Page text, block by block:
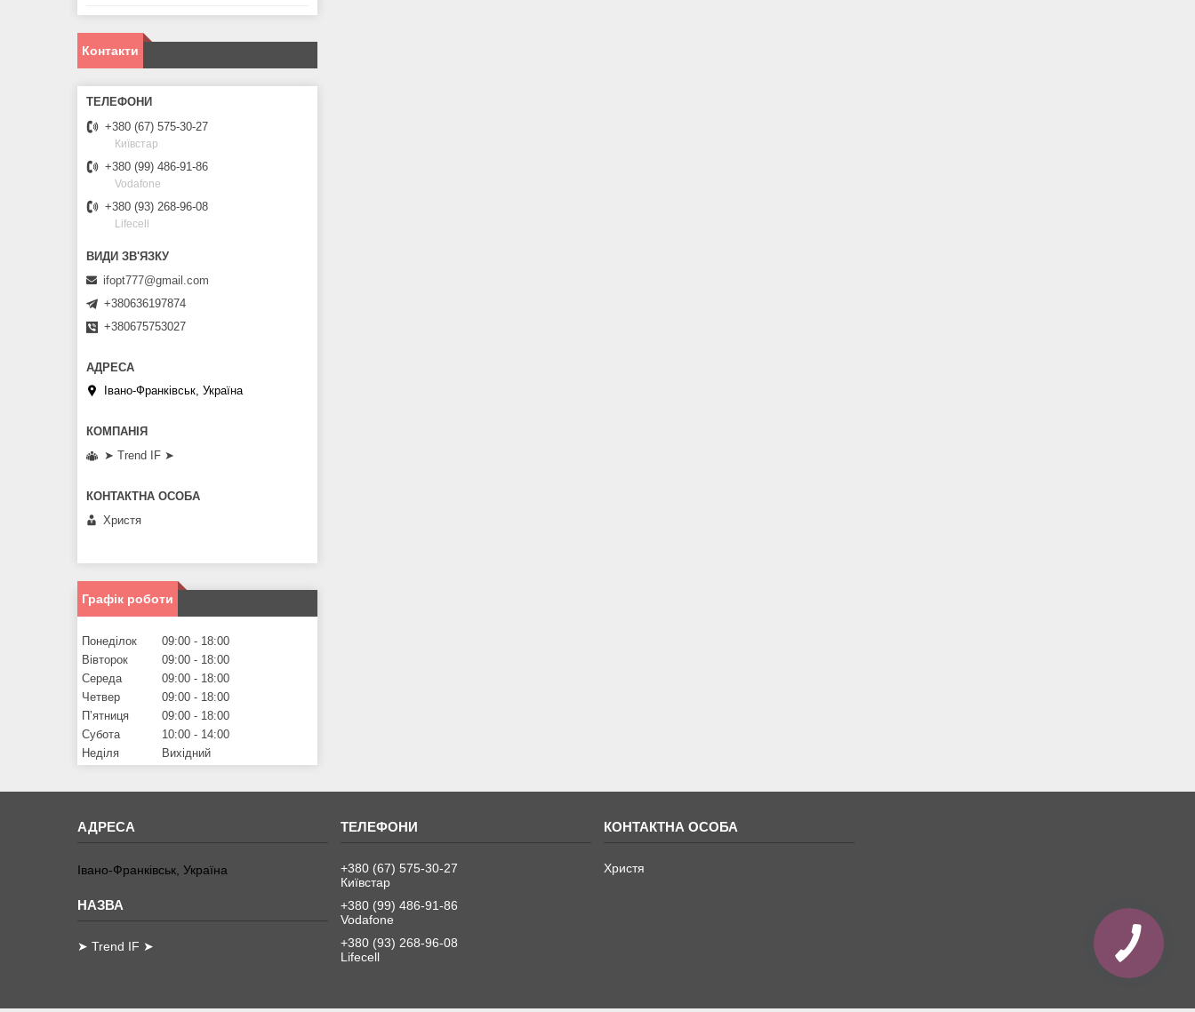
Контакти
+380 (67) 575-30-27
Київстар
+380 (99) 486-91-86
Vodafone
+380 (93) 268-96-08
Lifecell
ifopt777@gmail.com
+380636197874
+380675753027
Івано-Франківськ, Україна
➤ Trend IF ➤
Христя
Графік роботи
Понеділок 09:00
18:00
Вівторок
09:00
18:00
Середа
09:00
18:00
Четвер
09:00
18:00
Пʼятниця
09:00
18:00
Субота
10:00
14:00
Неділя
Вихідний
Івано-Франківськ, Україна
➤ Trend IF ➤
+380 (67) 575-30-27
Київстар
+380 (99) 486-91-86
Vodafone
+380 (93) 268-96-08
Lifecell
Христя